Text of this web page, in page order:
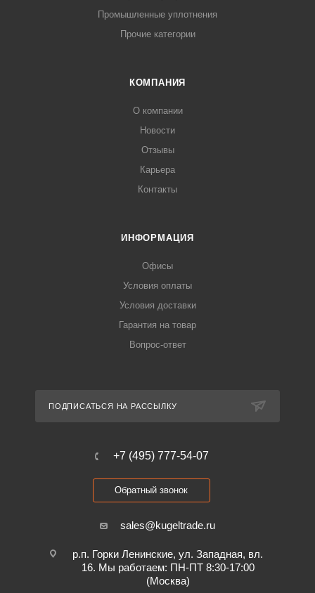
Промышленные уплотнения
Прочие категории
КОМПАНИЯ
О компании
Новости
Отзывы
Карьера
Контакты
ИНФОРМАЦИЯ
Офисы
Условия оплаты
Условия доставки
Гарантия на товар
Вопрос-ответ
ПОДПИСАТЬСЯ НА РАССЫЛКУ
+7 (495) 777-54-07
Обратный звонок
sales@kugeltrade.ru
р.п. Горки Ленинские, ул. Западная, вл.
16. Мы работаем: ПН-ПТ 8:30-17:00
(Москва)